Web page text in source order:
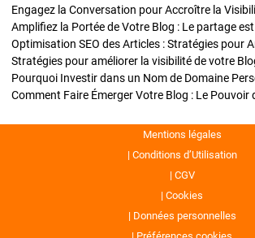
Engagez la Conversation pour Accroître la
Amplifiez la Portée de Votre Blog : Le partage
Mentions légales
Conditions d’Utilisation
CGV
Cookies
Données personnelles